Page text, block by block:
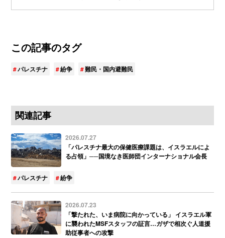
この記事のタグ
パレスチナ 紛争 難民・国内避難民
関連記事
2026.07.27
「パレスチナ最大の保健医療課題は、イスラエルによ
る占領」──国境なき医師団インターナショナル会長
パレスチナ 紛争
2026.07.23
「撃たれた、いま病院に向かっている」 イスラエル軍
に襲われたMSFスタッフの証言…ガザで相次ぐ人道援
助従事者への攻撃